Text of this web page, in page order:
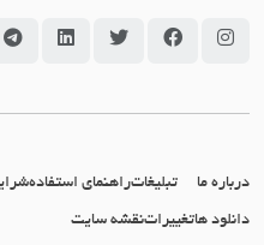
سامانه جاما در اینستاگرام
سامانه جاما در فیسبوک
سامانه جاما در
سامانه
درباره ما تبلیغاتراهنمای استفاده
دانلود هاتغییراتنقشه سایت